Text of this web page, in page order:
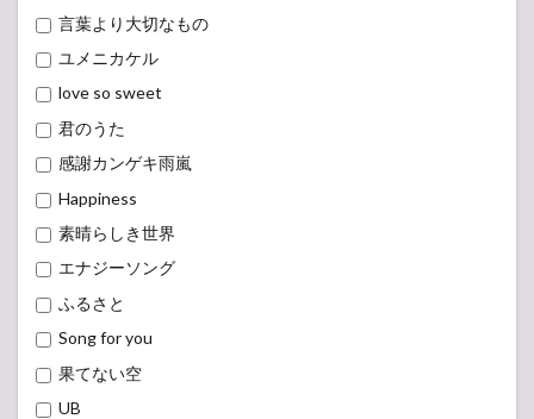
言葉より大切なもの
ユメニカケル
love so sweet
君のうた
感謝カンゲキ雨嵐
Happiness
素晴らしき世界
エナジーソング
ふるさと
Song for you
果てない空
UB